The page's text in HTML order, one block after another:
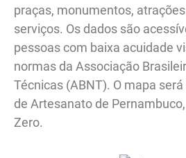
praças, monumentos,
serviços. Os dados são
pessoas com baixa acuidade
normas da Associação
Técnicas (ABNT). O mapa
de Artesanato de
Zero.